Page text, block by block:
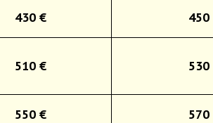
430 € 450
510 € 530
550 € 570